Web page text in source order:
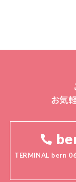
お気
TERMINAL bern